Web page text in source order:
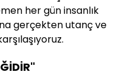
her gün insanlık
gerçekten utanç ve